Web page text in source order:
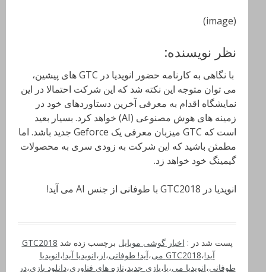
(image)
نظر نویسنده:
با نگاهی به کارنامه حضور انویدیا در GTC های پیشین،
می توان متوجه این نکته شد که این شرکت احتمالا در این
نمایشگاه اقدام به معرفی آخرین دستاوردهای خود در
زمینه های هوش مصنوعی (AI) خواهد کرد. بسیار بعید
است که GTC میزبان معرفی یک Geforce جدید باشد. اما
مطمئن باشید که این شرکت به زودی سری به محصولات
گیمینگ خود خواهد زد.
انویدیا در GTC2018 با طوفانی از جنس AI می آید!
پست شد در : اخبار گوشی موبایل برچسب زده شد GTC2018
آید!،GTC2018 می ،آید! طوفانی،از ،انویدیا آید!،انویدیا
طوفانی،انویدیا می،با،بازی جدید،تازه های فناوری،دانلود بازی،در